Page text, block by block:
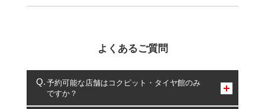
よくあるご質問
予約可能な店舗はコクピット・タイヤ館のみ
ですか？